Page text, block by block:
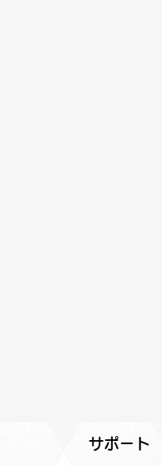
サポート